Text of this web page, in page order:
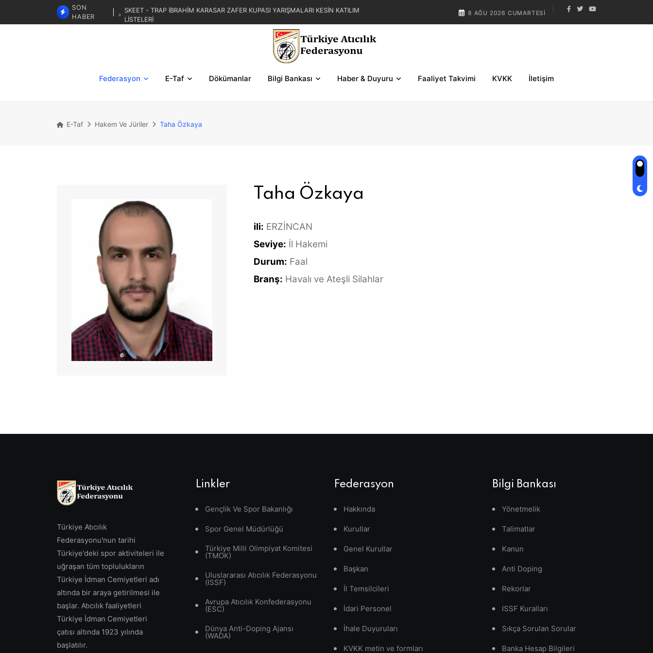
SON
HABER
SKEET - TRAP İBRAHİM KARASAR ZAFER KUPASI YARIŞMALARI KESİN KATILIM
LİSTELERİ
TRAP 3. BÖLGESEL YAZ KUPASI YARIŞMA REGLAMANI
TRAP İBRAHİM KARASAR ZAFER KUPASI YARIŞMASI SERİLERİ VE ŞEMALAR
8 AĞU 2026 CUMARTESI
Federasyon E-Taf Dökümanlar Bilgi Bankası Haber & Duyuru Faaliyet Takvimi KVKK İletişim
E-Taf Hakem Ve Jüriler Taha Özkaya
Taha Özkaya
ili: ERZİNCAN
Seviye: İl Hakemi
Durum: Faal
Branş: Havalı ve Ateşli Silahlar
Türkiye Atıcılık
Federasyonu'nun tarihi
Türkiye'deki spor aktiviteleri ile
uğraşan tüm toplulukların
Türkiye İdman Cemiyetleri adı
altında bir araya getirilmesi ile
başlar. Atıcılık faaliyetleri
Türkiye İdman Cemiyetleri
çatısı altında 1923 yılında
başlatılır.
Linkler
Gençlik Ve Spor Bakanlığı
Spor Genel Müdürlüğü
Türkiye Milli Olimpiyat Komitesi
(TMOK)
Uluslararası Atıcılık Federasyonu
(ISSF)
Avrupa Atıcılık Konfederasyonu
(ESC)
Dünya Anti-Doping Ajansı
(WADA)
Federasyon
Hakkında
Kurullar
Genel Kurullar
Başkan
İl Temsilcileri
İdari Personel
İhale Duyuruları
KVKK metin ve formları
Bilgi Bankası
Yönetmelik
Talimatlar
Kanun
Anti Doping
Rekorlar
ISSF Kuralları
Sıkça Sorulan Sorular
Banka Hesap Bilgileri